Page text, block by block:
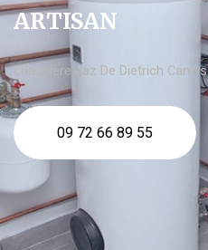
ARTISAN
chaudière gaz De Dietrich Carros
09 72 66 89 55